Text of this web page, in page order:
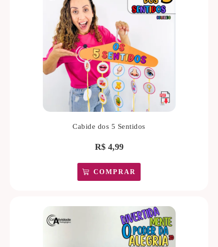
Cabide dos 5 Sentidos
R$4,99
COMPRAR